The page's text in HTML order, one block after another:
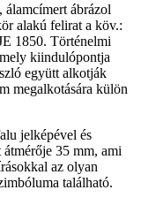
álamcímert ábrázol
alakú felirat a köv.:
1850. Történelmi
kiindulópontja
együtt alkotják
megalkotására külön
jelképével és
35 mm, ami
az olyan
található.